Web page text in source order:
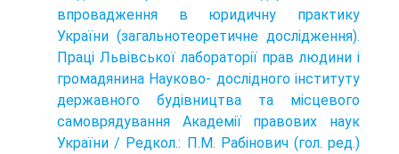
впровадження в юридичну практику
України (загально­теоретичне дослідження).
Праці Львівської лабораторії прав людини і
громадянина Науково- дослідного інституту
державного будівництва та місцевого
самоврядування Академії правових наук
України / Редкол.: П.М. Рабінович (гол. ред.)